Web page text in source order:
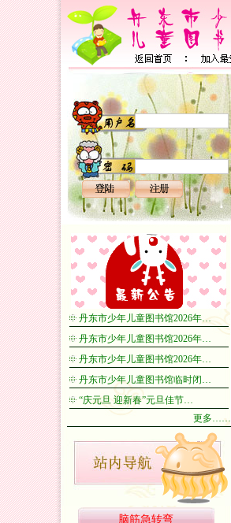
丹东市少年儿童图书馆2026年…
丹东市少年儿童图书馆2026年…
丹东市少年儿童图书馆2026年…
丹东市少年儿童图书馆临时闭…
“庆元旦 迎新春”元旦佳节…
更多……
脑筋急转弯